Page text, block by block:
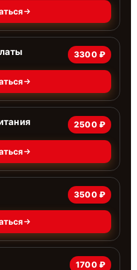
3300 ₽
2500 ₽
3500 ₽
1700 ₽